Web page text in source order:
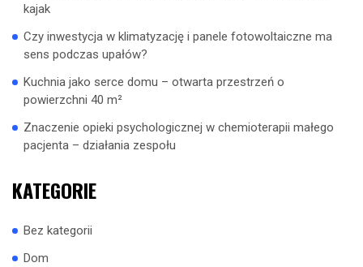
kajak
Czy inwestycja w klimatyzację i panele fotowoltaiczne ma
sens podczas upałów?
Kuchnia jako serce domu – otwarta przestrzeń o
powierzchni 40 m²
Znaczenie opieki psychologicznej w chemioterapii małego
pacjenta – działania zespołu
KATEGORIE
Bez kategorii
Dom